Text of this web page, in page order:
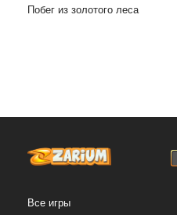
Побег из золотого леса
Все игры